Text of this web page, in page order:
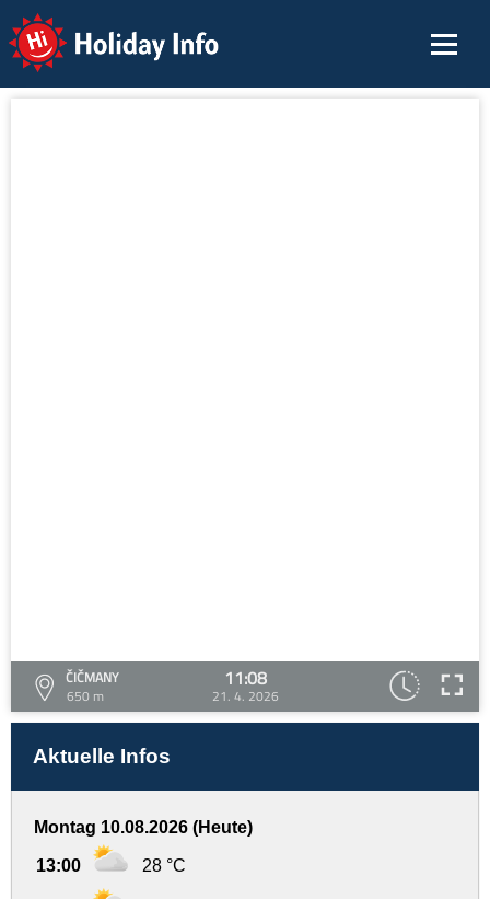
Holiday Info
ČIČMANY
650 m
11:08
21. 4. 2026
Aktuelle Infos
Montag 10.08.2026 (Heute)
13:00 28 °C